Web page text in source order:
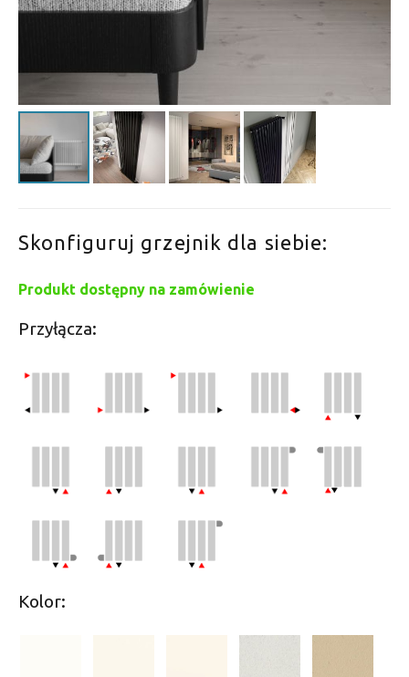
Skonfiguruj grzejnik dla siebie:
Produkt dostępny na zamówienie
Przyłącza:
Kolor: